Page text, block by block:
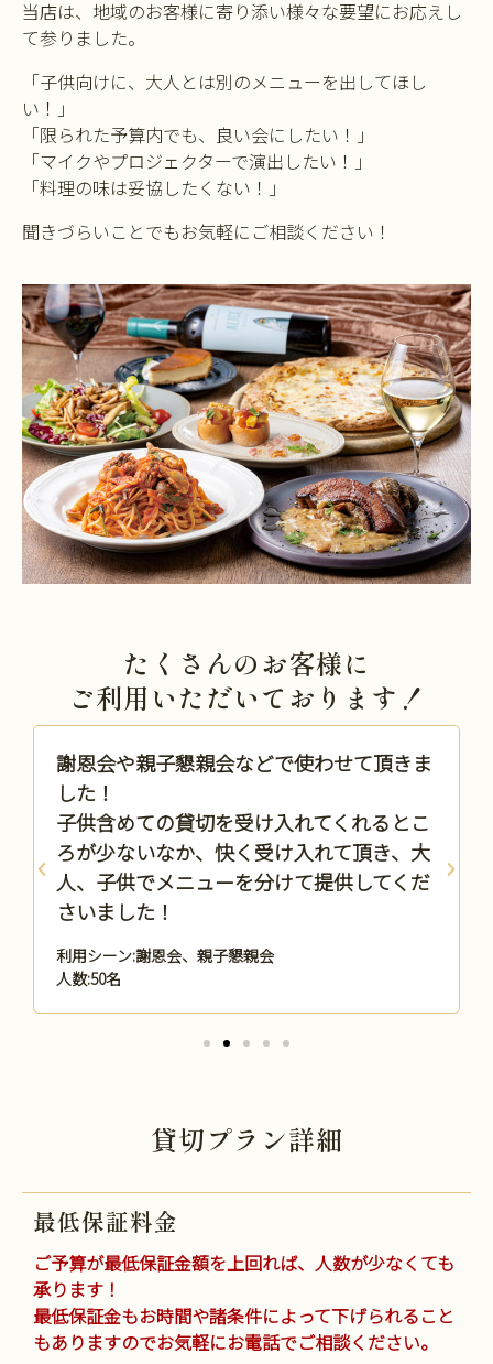
当店は、地域のお客様に寄り添い様々な要望にお応えし
て参りました。
「子供向けに、大人とは別のメニューを出してほし
い！」
「限られた予算内でも、良い会にしたい！」
「マイクやプロジェクターで演出したい！」
「料理の味は妥協したくない！」
聞きづらいことでもお気軽にご相談ください！
たくさんのお客様に
ご利用いただいております！
謝恩会や親子懇親会などで使わせて頂きま
した！
子供含めての貸切を受け入れてくれるとこ
ろが少ないなか、快く受け入れて頂き、大
人、子供でメニューを分けて提供してくだ
さいました！
利用シーン:謝恩会、親子懇親会
人数:50名
貸切プラン詳細
最低保証料金
ご予算が最低保証金額を上回れば、人数が少なくても
承ります！
最低保証金もお時間や諸条件によって下げられること
もありますのでお気軽にお電話でご相談ください。